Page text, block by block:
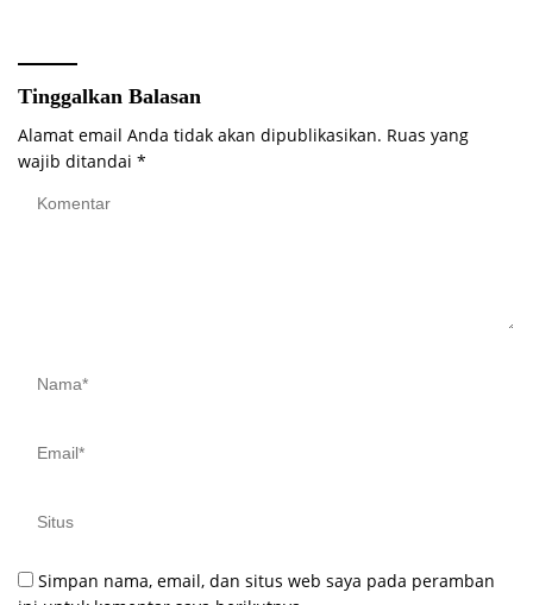
Tinggalkan Balasan
Alamat email Anda tidak akan dipublikasikan. Ruas yang
wajib ditandai *
Simpan nama, email, dan situs web saya pada peramban